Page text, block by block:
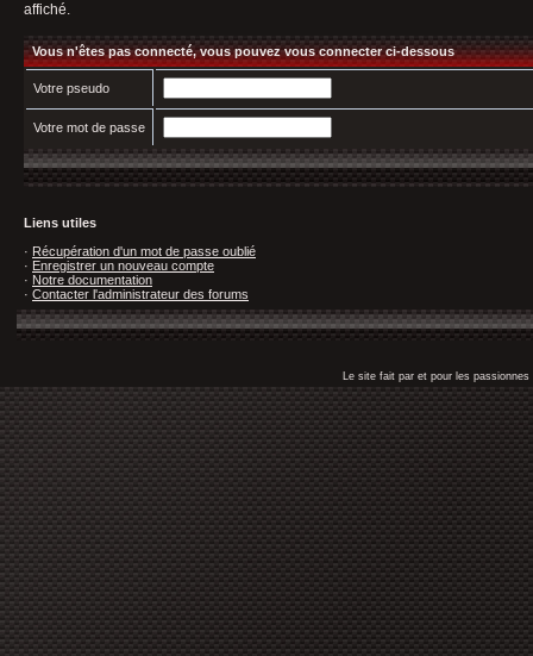
affiché.
Vous n'êtes pas connecté, vous pouvez vous connecter ci-dessous
Votre pseudo
Votre mot de passe
Liens utiles
· Récupération d'un mot de passe oublié
· Enregistrer un nouveau compte
· Notre documentation
· Contacter l'administrateur des forums
Le site fait par et pour les